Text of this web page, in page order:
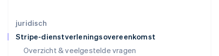
juridisch
Stripe-dienstverleningsovereenkomst
Overzicht & veelgestelde vragen
Luxemburg
Français
Maleisië
English简体中文